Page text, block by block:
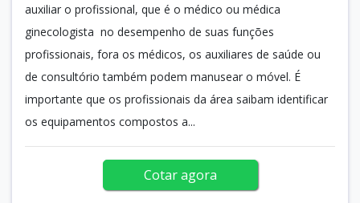
auxiliar o profissional, que é o médico ou médica
ginecologista no desempenho de suas funções
profissionais, fora os médicos, os auxiliares de saúde ou
de consultório também podem manusear o móvel. É
importante que os profissionais da área saibam identificar
os equipamentos compostos a...
Cotar agora